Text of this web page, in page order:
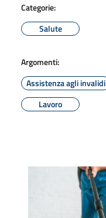
Categorie:
Salute
Argomenti:
Assistenza agli invalidi
Lavoro